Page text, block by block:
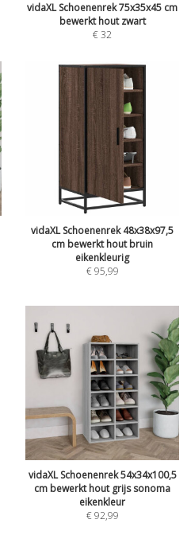
vidaXL Schoenenrek 75x35x45 cm
bewerkt hout zwart
€32
vidaXL Schoenenrek 48x38x97,5
cm bewerkt hout bruin
eikenkleurig
€95,99
vidaXL Schoenenrek 54x34x100,5
cm bewerkt hout grijs sonoma
eikenkleur
€92,99